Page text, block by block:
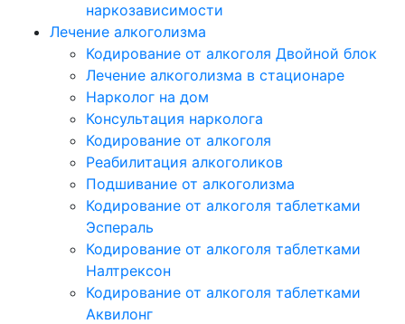
наркозависимости
Лечение алкоголизма
Кодирование от алкоголя Двойной блок
Лечение алкоголизма в стационаре
Нарколог на дом
Консультация нарколога
Кодирование от алкоголя
Реабилитация алкоголиков
Подшивание от алкоголизма
Кодирование от алкоголя таблетками
Эспераль
Кодирование от алкоголя таблетками
Налтрексон
Кодирование от алкоголя таблетками
Аквилонг